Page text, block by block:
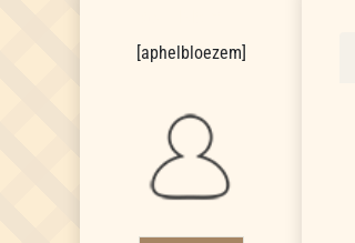
[aphelbloezem]